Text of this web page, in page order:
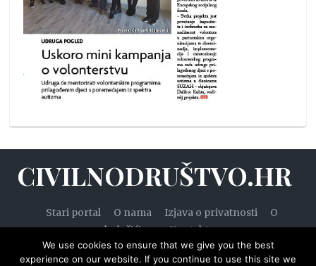
CIVILNODRUŠTVO.HR
Stari portal O nama Izjava o privatnosti
O
kolačićima
Kontakt
We use cookies to ensure that we give you the best
experience on our website. If you continue to use this site we